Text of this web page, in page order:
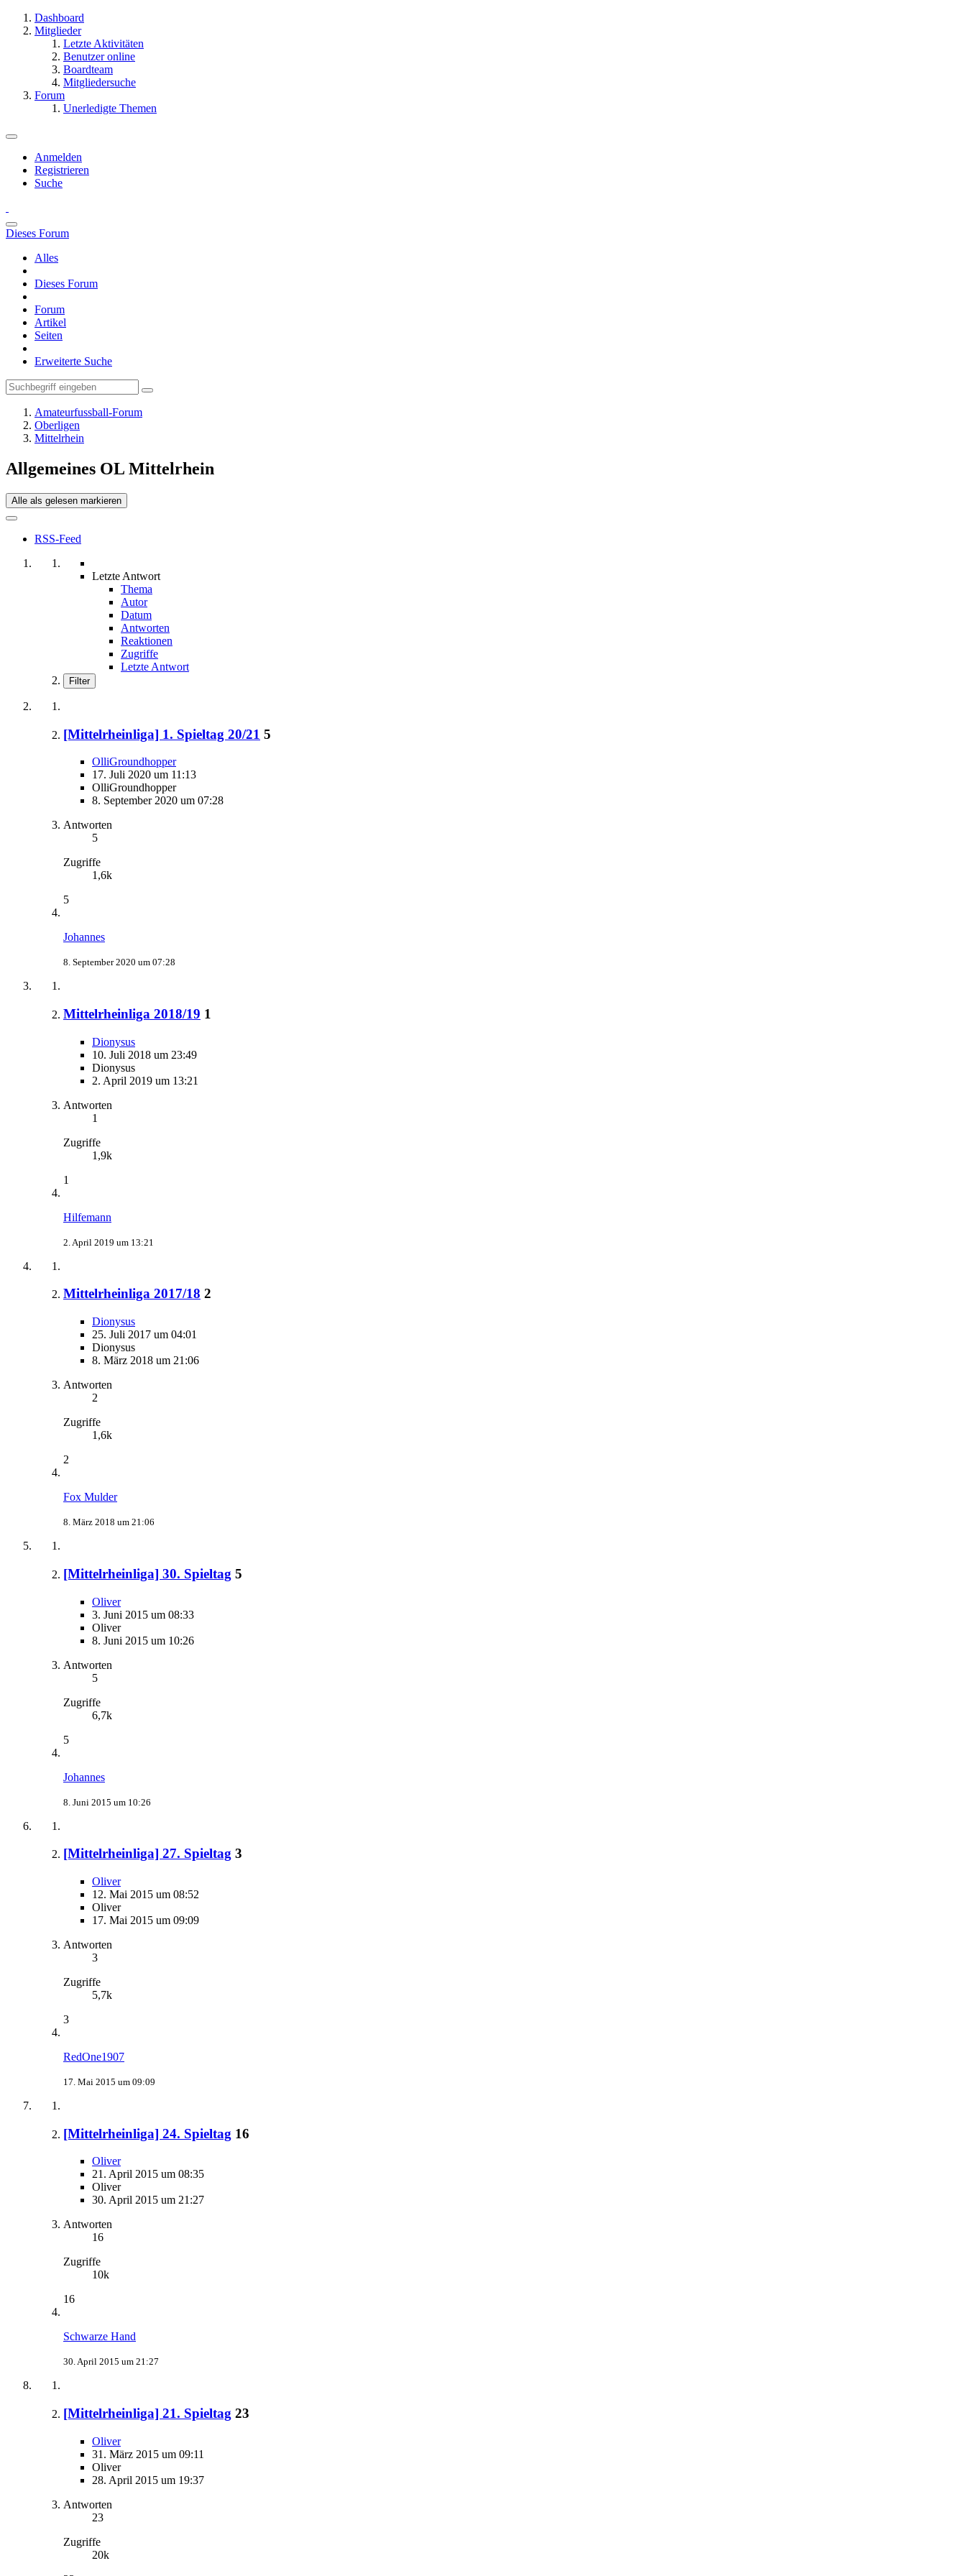
Dashboard
Mitglieder
Letzte Aktivitäten
Benutzer online
Boardteam
Mitgliedersuche
Forum
Unerledigte Themen
Anmelden
Registrieren
Suche
Dieses Forum
Alles
Dieses Forum
Forum
Artikel
Seiten
Erweiterte Suche
Amateurfussball-Forum
Oberligen
Mittelrhein
Allgemeines OL Mittelrhein
Alle als gelesen markieren
RSS-Feed
Letzte Antwort
Thema
Autor
Datum
Antworten
Reaktionen
Zugriffe
Letzte Antwort
Filter
[Mittelrheinliga] 1. Spieltag 20/21 5
OlliGroundhopper
17. Juli 2020 um 11:13
OlliGroundhopper
8. September 2020 um 07:28
Antworten
5
Zugriffe
1,6k
5
Johannes
8. September 2020 um 07:28
Mittelrheinliga 2018/19 1
Dionysus
10. Juli 2018 um 23:49
Dionysus
2. April 2019 um 13:21
Antworten
1
Zugriffe
1,9k
1
Hilfemann
2. April 2019 um 13:21
Mittelrheinliga 2017/18 2
Dionysus
25. Juli 2017 um 04:01
Dionysus
8. März 2018 um 21:06
Antworten
2
Zugriffe
1,6k
2
Fox Mulder
8. März 2018 um 21:06
[Mittelrheinliga] 30. Spieltag 5
Oliver
3. Juni 2015 um 08:33
Oliver
8. Juni 2015 um 10:26
Antworten
5
Zugriffe
6,7k
5
Johannes
8. Juni 2015 um 10:26
[Mittelrheinliga] 27. Spieltag 3
Oliver
12. Mai 2015 um 08:52
Oliver
17. Mai 2015 um 09:09
Antworten
3
Zugriffe
5,7k
3
RedOne1907
17. Mai 2015 um 09:09
[Mittelrheinliga] 24. Spieltag 16
Oliver
21. April 2015 um 08:35
Oliver
30. April 2015 um 21:27
Antworten
16
Zugriffe
10k
16
Schwarze Hand
30. April 2015 um 21:27
[Mittelrheinliga] 21. Spieltag 23
Oliver
31. März 2015 um 09:11
Oliver
28. April 2015 um 19:37
Antworten
23
Zugriffe
20k